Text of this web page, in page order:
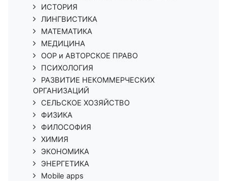
ИСТОРИЯ
ЛИНГВИСТИКА
МАТЕМАТИКА
МЕДИЦИНА
ООР и АВТОРСКОЕ ПРАВО
ПСИХОЛОГИЯ
РАЗВИТИЕ НЕКОММЕРЧЕСКИХ
ОРГАНИЗАЦИЙ
СЕЛЬСКОЕ ХОЗЯЙСТВО
ФИЗИКА
ФИЛОСОФИЯ
ХИМИЯ
ЭКОНОМИКА
ЭНЕРГЕТИКА
Mobile apps